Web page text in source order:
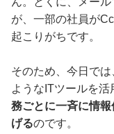
が、一部の社員が
起こりがちです。
そのため、今日で
ようなITツールを活
務ごとに一斉に情
げるのです。